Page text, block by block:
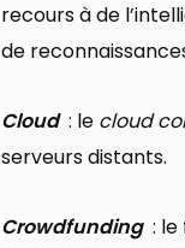
recours à de
de
Cloud : le cloud
serveurs distants.
Crowdfunding :